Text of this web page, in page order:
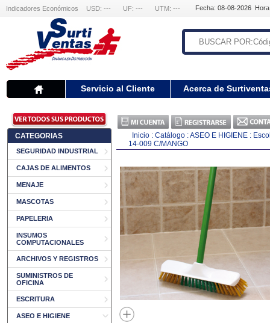
Indicadores Económicos USD: --- UF: --- UTM: --- Fecha: 08-08-2026
Servicio al Cliente Acerca de
CATEGORIAS
SEGURIDAD INDUSTRIAL
CAJAS DE ALIMENTOS
MENAJE
MASCOTAS
PAPELERIA
INSUMOS
COMPUTACIONALES
ARCHIVOS Y REGISTROS
SUMINISTROS DE
OFICINA
ESCRITURA
ASEO E HIGIENE
Inicio : Catálogo :ASEO E HIGIENE :
14-009 C/MANGO